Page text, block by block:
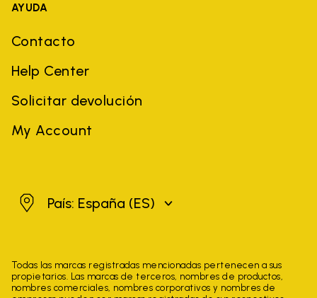
AYUDA
Contacto
Help Center
Solicitar devolución
My Account
EspañaPaís: España (ES)
Todas las marcas registradas mencionadas pertenecen a sus
propietarios. Las marcas de terceros, nombres de productos,
nombres comerciales, nombres corporativos y nombres de